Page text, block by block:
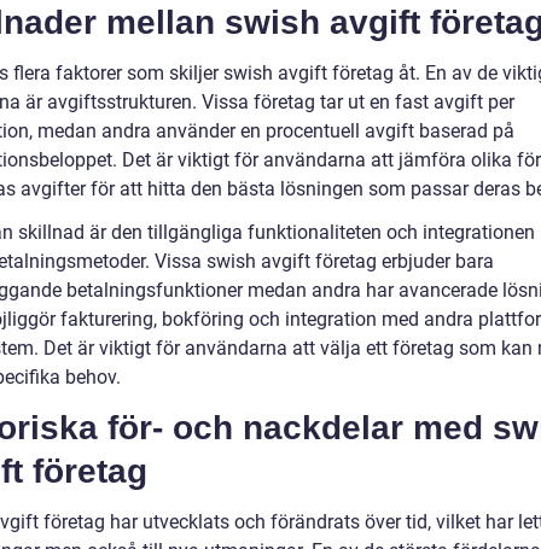
mellan swish avgift
flera faktorer som skiljer swish avgift företag åt. En av de
är avgiftsstrukturen. Vissa företag tar ut en fast avgift per
medan andra använder en procentuell avgift baserad på
Det är viktigt för användarna att jämföra olika
avgifter för att hitta den bästa lösningen som passar deras
skillnad är den tillgängliga funktionaliteten och integrationen
Vissa swish avgift företag erbjuder bara
betalningsfunktioner medan andra har avancerade
fakturering, bokföring och integration med andra
Det är viktigt för användarna att välja ett företag som kan
behov.
för- och nackdelar med
företag
företag har utvecklats och förändrats över tid, vilket har